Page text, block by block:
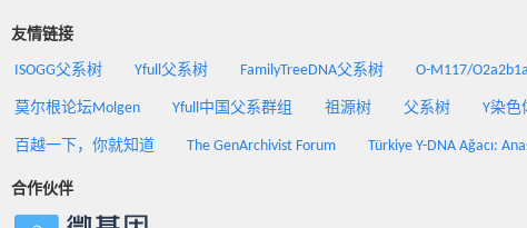
友情链接
ISOGG父系树 Yfull父系树 FamilyTreeDNA父系树 O-M117/
莫尔根论坛Molgen Yfull中国父系群组 祖源树 父系树 Y染色
百越一下，你就知道 The GenArchivist Forum Türkiye Y-DNA Ağacı:
合作伙伴